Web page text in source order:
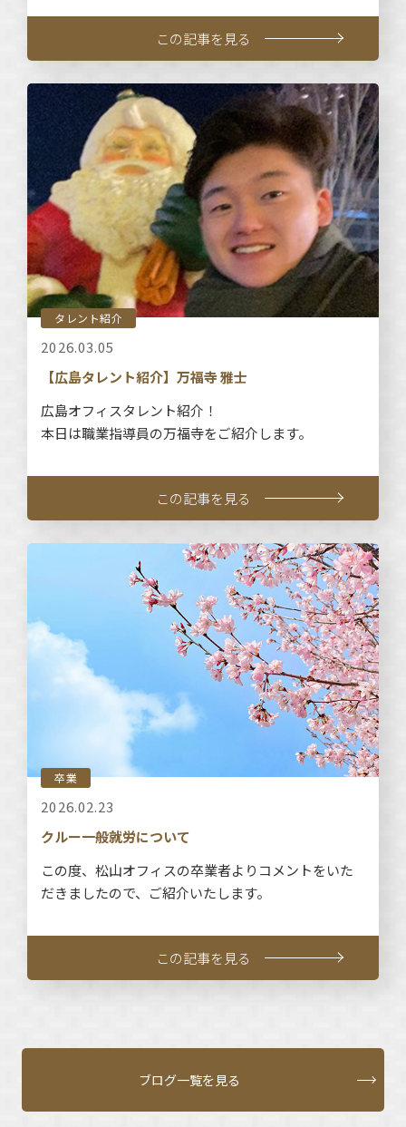
この記事を見る
タレント紹介
2026.03.05
【広島タレント紹介】万福寺 雅士
広島オフィスタレント紹介！
本日は職業指導員の万福寺をご紹介します。
この記事を見る
卒業
2026.02.23
クルー一般就労について
この度、松山オフィスの卒業者よりコメントをいた
だきましたので、ご紹介いたします。
この記事を見る
ブログ一覧を見る